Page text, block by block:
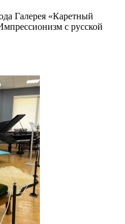
Галерея «Каретный
с русской